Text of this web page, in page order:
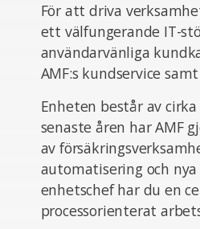
För att driva
ett välfungerande IT-
användarvänliga
AMF:s kundservice
Enheten består av
senaste åren har AMF
av
automatisering och
enhetschef har du en
processorienterat